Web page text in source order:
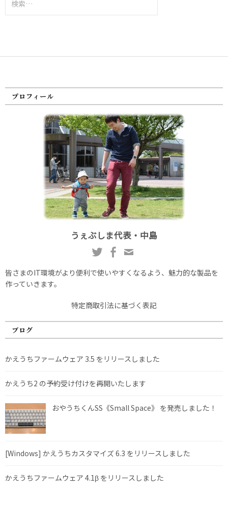
索:
プロフィール
うぇぶしま代表・中島
皆さまのIT環境がより便利で使いやすくなるよう、魅力的な製品を
作っていきます。
特定商取引法に基づく表記
ブログ
かえうちファームウェア 3.5 をリリースしました
かえうち2 の予約受け付けを再開いたします
おやうちくんSS《Small Space》 を発売しました！
[Windows] かえうちカスタマイズ 6.3 をリリースしました
かえうちファームウェア 4.1β をリリースしました